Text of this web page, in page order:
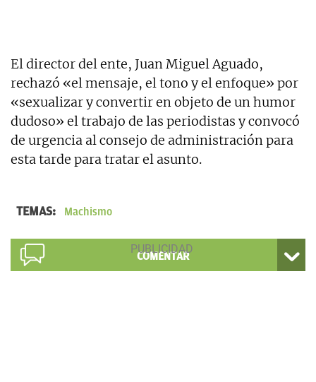
El director del ente, Juan Miguel Aguado,
rechazó «el mensaje, el tono y el enfoque» por
«sexualizar y convertir en objeto de un humor
dudoso» el trabajo de las periodistas y convocó
de urgencia al consejo de administración para
esta tarde para tratar el asunto.
TEMAS: Machismo
COMENTAR